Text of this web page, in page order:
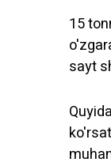
15
sayt